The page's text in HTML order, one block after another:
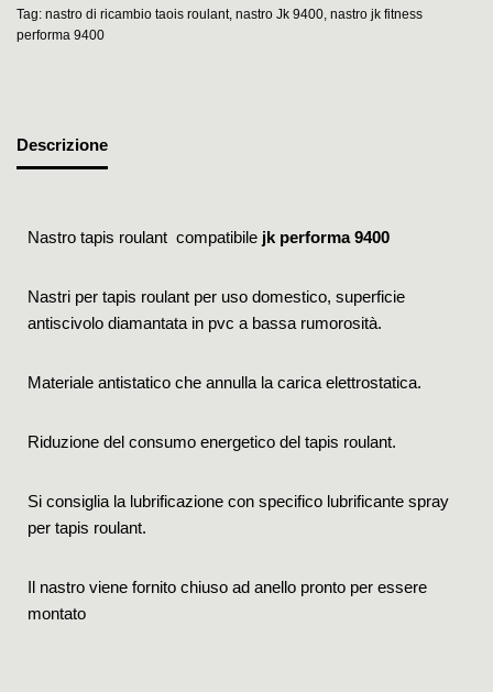
Tag: nastro di ricambio taois roulant, nastro Jk 9400, nastro jk fitness
performa 9400
Descrizione
Nastro tapis roulant compatibile jk performa 9400
Nastri per tapis roulant per uso domestico, superficie
antiscivolo diamantata in pvc a bassa rumorosità.
Materiale antistatico che annulla la carica elettrostatica.
Riduzione del consumo energetico del tapis roulant.
Si consiglia la lubrificazione con specifico lubrificante spray
per tapis roulant.
Il nastro viene fornito chiuso ad anello pronto per essere
montato